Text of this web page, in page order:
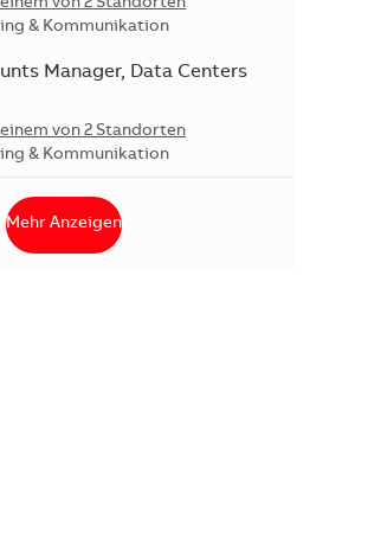
& Kommunikation
Manager, Data Centers
von 2 Standorten
& Kommunikation
Mehr Anzeigen